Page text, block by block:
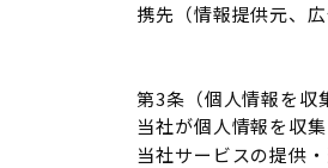
携先（情報提供元、
第3条（個人情報を収
当社が個人情報を収
当社サービスの提供